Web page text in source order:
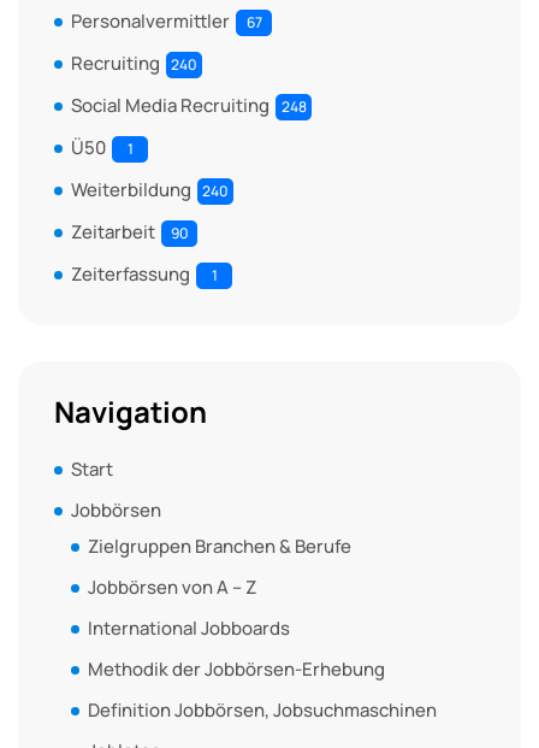
Personalvermittler 67
Recruiting 240
Social Media Recruiting 248
Ü50 1
Weiterbildung 240
Zeitarbeit 90
Zeiterfassung 1
Navigation
Start
Jobbörsen
Zielgruppen Branchen & Berufe
Jobbörsen von A – Z
International Jobboards
Methodik der Jobbörsen-Erhebung
Definition Jobbörsen, Jobsuchmaschinen